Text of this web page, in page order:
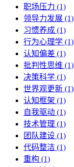
职场压力 (1)
领导力发展 (1)
习惯养成 (1)
行为心理学 (1)
认知偏差 (1)
批判性思维 (1)
决策科学 (1)
世界观更新 (1)
认知框架 (1)
自我驱动 (1)
技术管理 (1)
团队建设 (1)
代码整洁 (1)
重构 (1)